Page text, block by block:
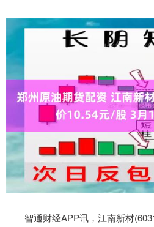
智通财经APP讯，江南新材